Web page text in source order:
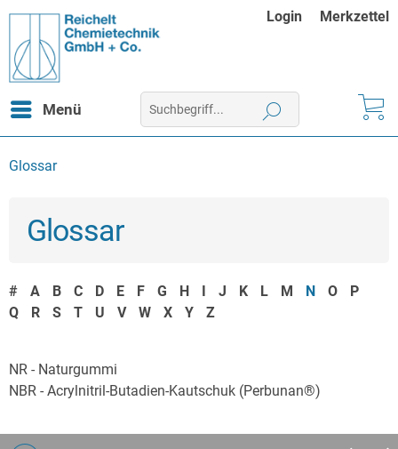
Login Merkzettel
Menü
Glossar
Glossar
# A B C D E F G H I J K L M N O
P
Q
R S T U V W X Y Z
NR - Naturgummi
NBR - Acrylnitril-Butadien-Kautschuk (Perbunan®)